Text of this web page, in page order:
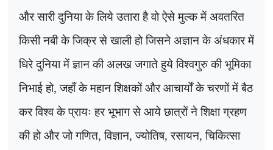
और सारी दुनिया के लिये उतारा है वो ऐसे मुल्क में अवतरित
किसी नबी के जिक्र से खाली हो जिसने अज्ञान के अंधकार में
धिरे दुनिया में ज्ञान की अलख जगाते हुये विश्वगुरु की भूमिका
निभाई हो,जहाँ के महान शिक्षकों और आचार्यों के चरणों में बैठ
कर विश्व के प्रायः हर भूभाग से आये छात्रों ने शिक्षा ग्रहण
की हो और जो गणित,विज्ञान,ज्योतिष,रसायन,चिकित्सा